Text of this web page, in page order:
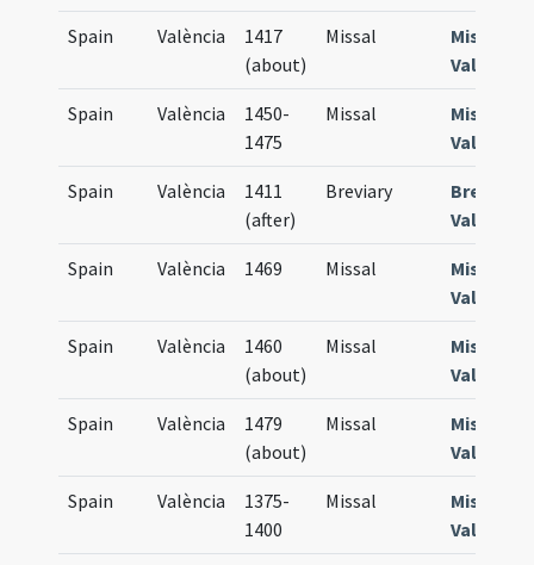
Spain València
1417
(about)
Missal
Missale
Spain València
1450-
1475
Missal
Missale
Spain València
1411
(after)
Breviary
Spain València 1469 Missal
Missale
Spain València
1460
(about)
Missal
Missale
Spain València
1479
(about)
Missal
Missale
Spain València
1375-
1400
Missal
Missale